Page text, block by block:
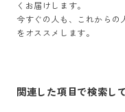
くお届けします。
今すぐの人も、これから
をオススメします。
関連した項目で検索し